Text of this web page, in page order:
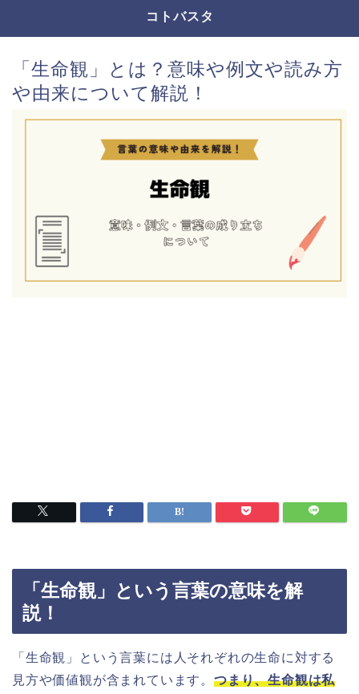
コトバスタ
「生命観」とは？意味や例文や読み方
や由来について解説！
「生命観」という言葉の意味を解
説！
「生命観」という言葉には人それぞれの生命に対する
見方や価値観が含まれています。 つまり、生命観は私